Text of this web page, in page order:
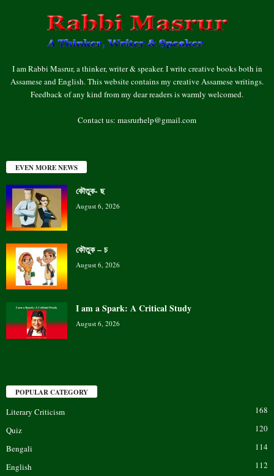
I am Rabbi Masrur, a thinker, writer & speaker. I write creative books both in
Assamese and English. This website contains my creative Assamese writings.
Feedback of any kind from my dear readers is warmly welcomed.
Contact us: masrurhelp@gmail.com
EVEN MORE NEWS
কৌতুক- ছ
August 6, 2026
কৌতুক – চ
August 6, 2026
I am a Spark: A Critical Study
August 6, 2026
POPULAR CATEGORY
Literary Criticism
168
Quiz
120
Bengali
114
English
112